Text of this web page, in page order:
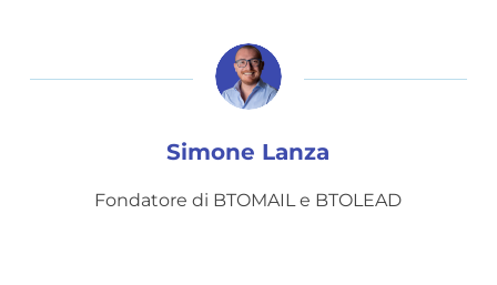
Simone Lanza
Fondatore di BTOMAIL e BTOLEAD